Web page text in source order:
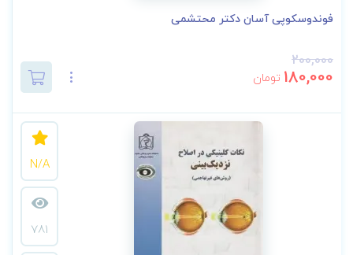
فوندوسکوپی آسان دکتر محتشمی
200,000
180,000 تومان
N/A
781